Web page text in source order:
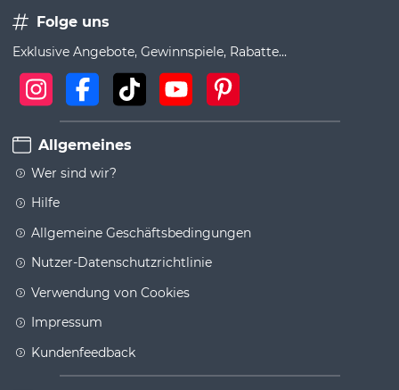
Folge uns
Exklusive Angebote, Gewinnspiele, Rabatte...
Allgemeines
Wer sind wir?
Hilfe
Allgemeine Geschäftsbedingungen
Nutzer-Datenschutzrichtlinie
Verwendung von Cookies
Impressum
Kundenfeedback